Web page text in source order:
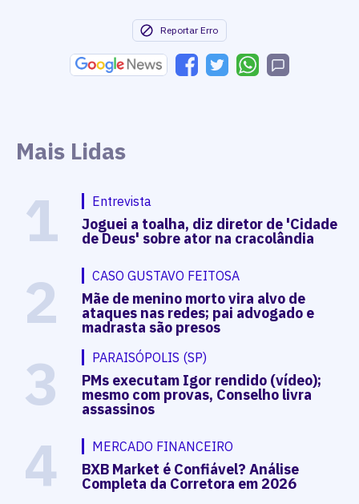
Reportar Erro
Mais Lidas
1 Entrevista
Joguei a toalha, diz diretor de 'Cidade
de Deus' sobre ator na cracolândia
2 CASO GUSTAVO FEITOSA
Mãe de menino morto vira alvo de
ataques nas redes; pai advogado e
madrasta são presos
3 PARAISÓPOLIS (SP)
PMs executam Igor rendido (vídeo);
mesmo com provas, Conselho livra
assassinos
4 MERCADO FINANCEIRO
BXB Market é Confiável? Análise
Completa da Corretora em 2026